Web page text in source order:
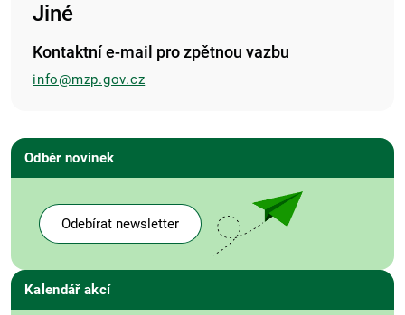
Jiné
Kontaktní e-mail pro zpětnou vazbu
info@mzp.gov.cz
Odběr novinek
Odebírat newsletter
Kalendář akcí